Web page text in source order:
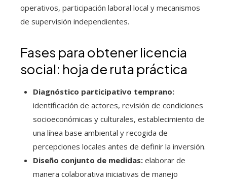
operativos, participación laboral local y mecanismos
de supervisión independientes.
Fases para obtener licencia
social: hoja de ruta práctica
Diagnóstico participativo temprano:
identificación de actores, revisión de condiciones
socioeconómicas y culturales, establecimiento de
una línea base ambiental y recogida de
percepciones locales antes de definir la inversión.
Diseño conjunto de medidas: elaborar de
manera colaborativa iniciativas de manejo